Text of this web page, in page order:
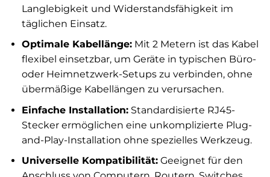
Langlebigkeit und Widerstandsfähigkeit im
täglichen Einsatz.
Optimale Kabellänge:Mit 2 Metern ist das Kabel
flexibel einsetzbar, um Geräte in typischen Büro-
oder Heimnetzwerk-Setups zu verbinden, ohne
übermäßige Kabellängen zu verursachen.
Einfache Installation:Standardisierte RJ45-
Stecker ermöglichen eine unkomplizierte Plug-
and-Play-Installation ohne spezielles Werkzeug.
Universelle Kompatibilität:Geeignet für den